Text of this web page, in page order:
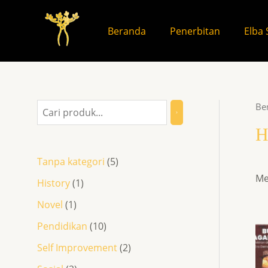
Beranda Penerbitan Elba
Tanpa kategori 5
History 1
Novel 1
Pendidikan 10
Self Improvement 2